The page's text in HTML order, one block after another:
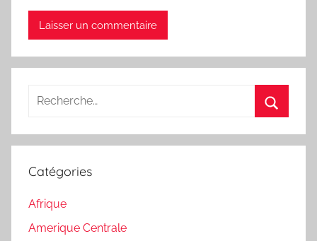
Recherche
:
Catégories
Afrique
Amerique Centrale